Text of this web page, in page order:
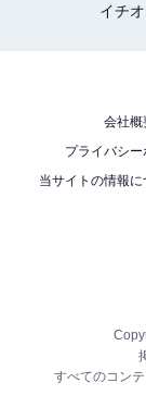
イチ
会社概
プライバシー
当サイトの情報
すべてのコン